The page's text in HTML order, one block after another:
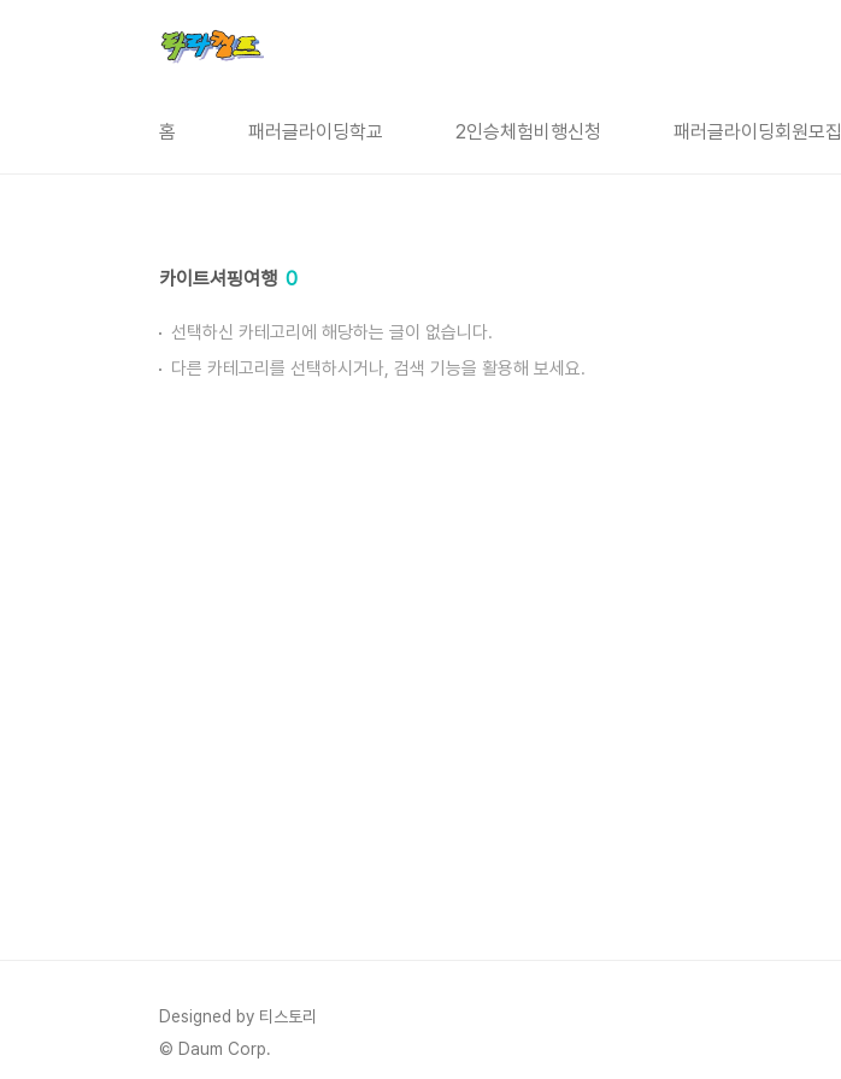
홈 패러글라이딩학교 2인승체험비행신청 패러글라이딩회원모집
카이트셔핑여행 0
선택하신 카테고리에 해당하는 글이 없습니다.
다른 카테고리를 선택하시거나, 검색 기능을 활용해 보세요.
Designed by 티스토리
© Daum Corp.